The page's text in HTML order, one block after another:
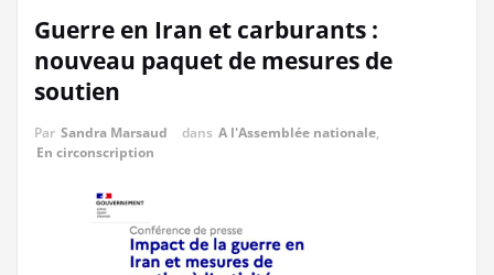
Guerre en Iran et carburants :
nouveau paquet de mesures de
soutien
Par Sandra Marsaud dans A l'Assemblée nationale,
En circonscription